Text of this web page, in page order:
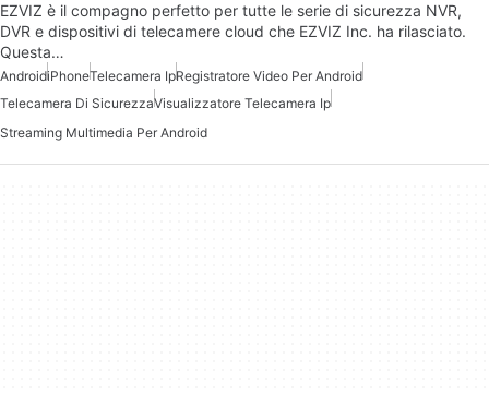
EZVIZ è il compagno perfetto per tutte le serie di sicurezza NVR,
DVR e dispositivi di telecamere cloud che EZVIZ Inc. ha rilasciato.
Questa…
AndroidiPhoneTelecamera IpRegistratore Video Per Android
Telecamera Di SicurezzaVisualizzatore Telecamera Ip
Streaming Multimedia Per Android